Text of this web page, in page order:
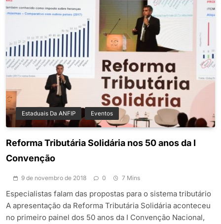
Estaduais Da ANFIP Eventos
Reforma Tributária Solidária nos 50 anos da I
Convenção
9 de novembro de 2018 0 7 Mins
Especialistas falam das propostas para o sistema tributário
A apresentação da Reforma Tributária Solidária aconteceu
no primeiro painel dos 50 anos da I Convenção Nacional,